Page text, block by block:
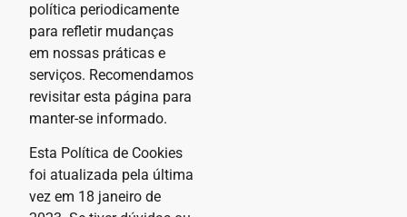
política periodicamente
para refletir mudanças
em nossas práticas e
serviços. Recomendamos
revisitar esta página para
manter-se informado.
Esta Política de Cookies
foi atualizada pela última
vez em 18 janeiro de